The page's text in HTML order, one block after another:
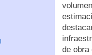
de obra